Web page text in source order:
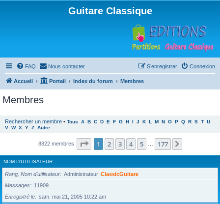
Guitare Classique
FAQ Nous contacter Connexion
S’enregistrer
Accueil Portail Index du forum Membres
Membres
Rechercher un membre • Tous A B C D E F G H I J K L M N O P Q R S T U
V W X Y Z Autre
8822 membres Page 1sur177
1 2 3 4 5 177
NOM D’UTILISATEUR
Rang, Nom d’utilisateur Administrateur ClassicGuitare
Messages
11909
Enregistré le
sam. mai 21, 2005 10:22 am